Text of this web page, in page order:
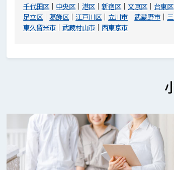
千代田区 中央区 港区 新宿区 文京区 台東区
足立区
葛飾区 江戸川区 立川市 武蔵野市
東久留米市
武蔵村山市 西東京市